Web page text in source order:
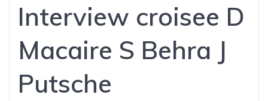
Interview croisee D
Macaire S Behra J
Putsche